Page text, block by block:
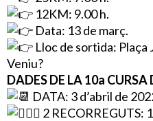
12KM: 9.00 h.
Data: 13 de març.
Lloc de sortida: Plaça
Veniu?
DADES DE LA 10a CURSA
DATA: 3 d’abril de
2 RECORREGUTS: